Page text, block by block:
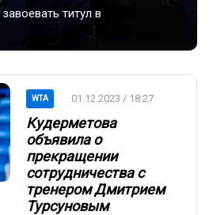
титул в
WTA 01.12.2023 / 18:27
Кудерметова
объявила о
прекращении
сотрудничества с
тренером Дмитрием
Турсуновым